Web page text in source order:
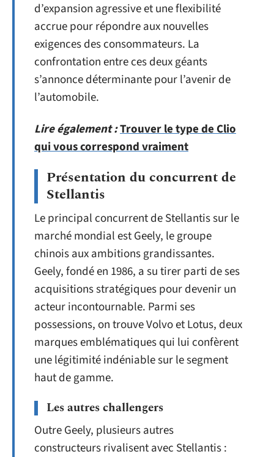
d’expansion agressive et une flexibilité
accrue pour répondre aux nouvelles
exigences des consommateurs. La
confrontation entre ces deux géants
s’annonce déterminante pour l’avenir de
l’automobile.
Lire également :Trouver le type de Clio
qui vous correspond vraiment
Présentation du concurrent de
Stellantis
Le principal concurrent de Stellantis sur le
marché mondial est Geely, le groupe
chinois aux ambitions grandissantes.
Geely, fondé en 1986, a su tirer parti de ses
acquisitions stratégiques pour devenir un
acteur incontournable. Parmi ses
possessions, on trouve Volvo et Lotus, deux
marques emblématiques qui lui confèrent
une légitimité indéniable sur le segment
haut de gamme.
Les autres challengers
Outre Geely, plusieurs autres
constructeurs rivalisent avec Stellantis :